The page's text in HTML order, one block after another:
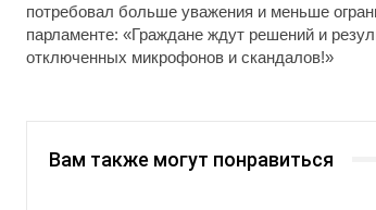
потребовал больше уважения и меньше
парламенте: «Граждане ждут решений и
отключенных микрофонов и скандалов!»
Вам также могут понравиться